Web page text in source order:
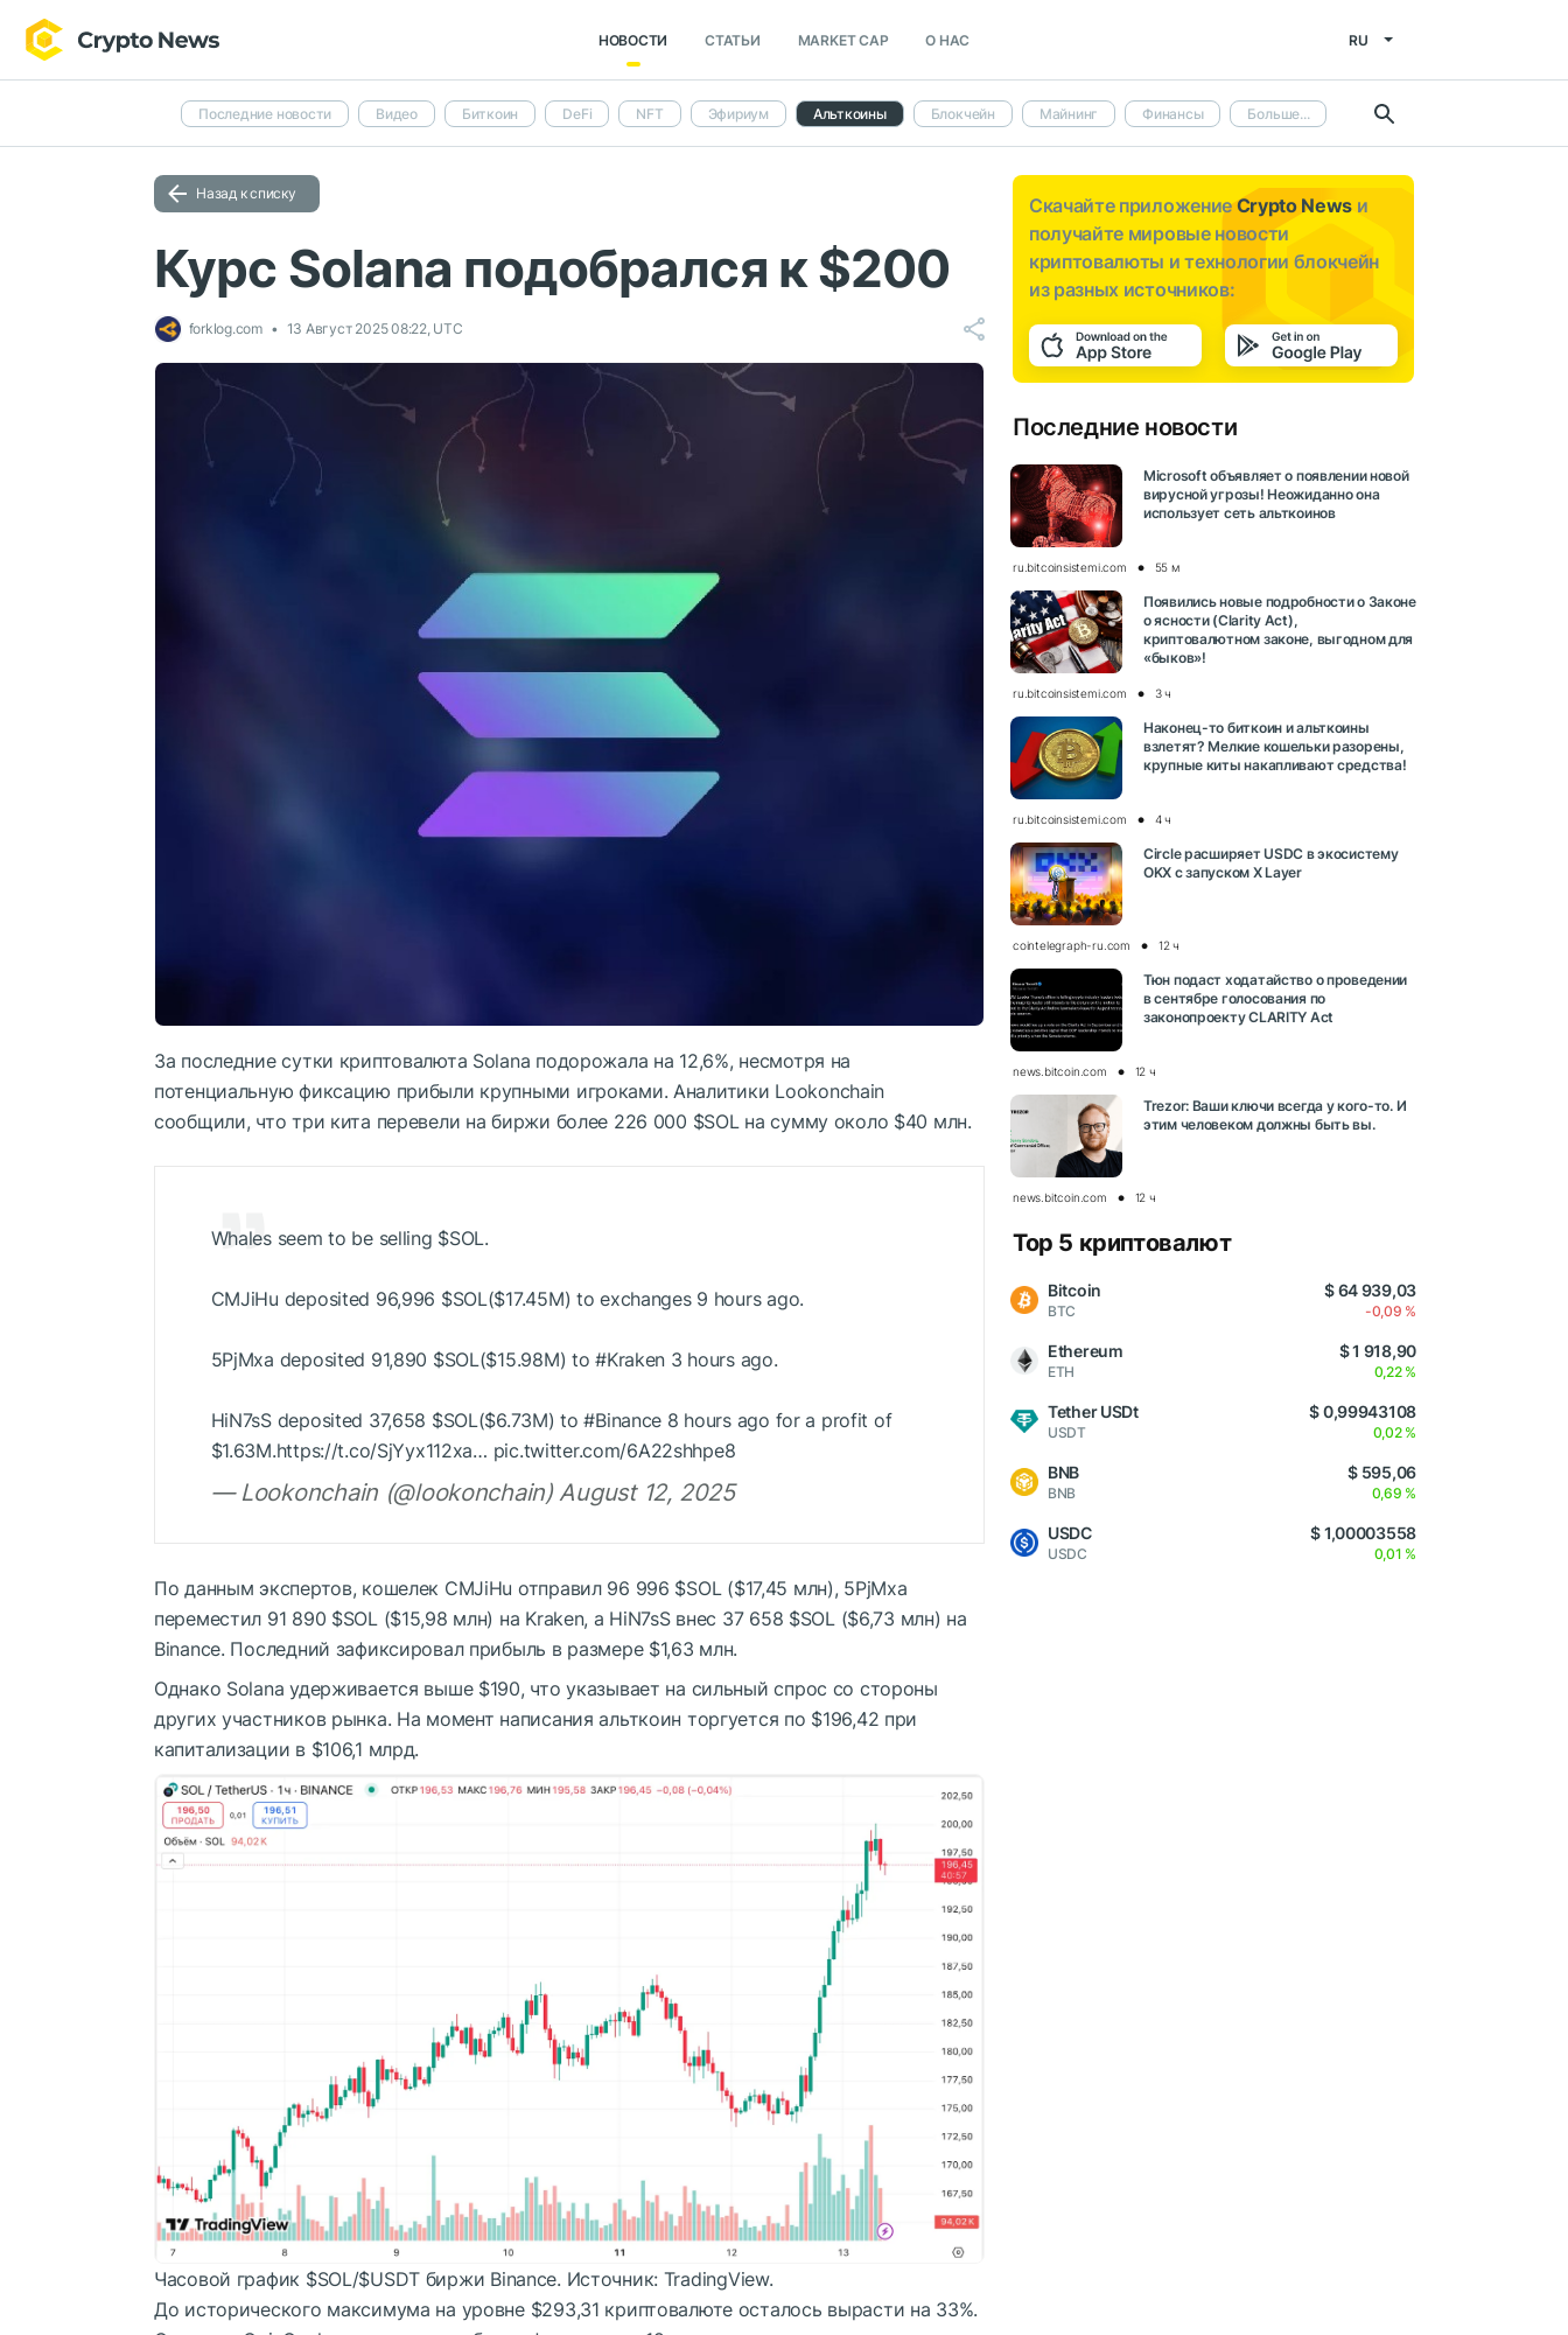
НОВОСТИ СТАТЬИ MARKET CAP О НАС RU
Последние новости Видео Биткоин DeFi NFT Эфириум Альткоины Блокчейн Майнинг Финансы Больше...
Назад к списку
Курс Solana подобрался к $200
forklog.com 13 Август 2025 08:22, UTC
За последние сутки криптовалюта Solana подорожала на 12,6%, несмотря на
потенциальную фиксацию прибыли крупными игроками. Аналитики Lookonchain
сообщили, что три кита перевели на биржи более 226 000 $SOLна сумму около $40 млн.
Whales seem to be selling $SOL.
CMJiHu deposited 96,996 $SOL($17.45M) to exchanges 9 hours ago.
5PjMxa deposited 91,890 $SOL($15.98M) to #Kraken 3 hours ago.
HiN7sS deposited 37,658 $SOL($6.73M) to #Binance 8 hours ago for a profit of
$1.63M.https://t.co/SjYyx112xa… pic.twitter.com/6A22shhpe8
— Lookonchain (@lookonchain) August 12, 2025
По данным экспертов, кошелек CMJiHu отправил 96 996 $SOL ($17,45 млн), 5PjMxa
переместил 91 890 $SOL ($15,98 млн) на Kraken, а HiN7sS внес 37 658 $SOL ($6,73 млн) на
Binance. Последний зафиксировал прибыль в размере $1,63 млн.
Однако Solana удерживается выше $190, что указывает на сильный спрос со стороны
других участников рынка. На момент написания альткоин торгуется по $196,42 при
капитализации в $106,1 млрд.
Часовой график $SOL/$USDT биржи Binance. Источник: TradingView.
До исторического максимума на уровне $293,31 криптовалюте осталось вырасти на 33%.
Скачайте приложениеCrypto News и
получайте мировые новости
криптовалюты и технологии блокчейн
из разных источников:
Последние новости
Microsoft объявляет о появлении новой
вирусной угрозы! Неожиданно она
использует сеть альткоинов
ru.bitcoinsistemi.com 55 м
Появились новые подробности о Законе
о ясности (Clarity Act),
криптовалютном законе, выгодном для
«быков»!
ru.bitcoinsistemi.com 3 ч
Наконец-то биткоин и альткоины
взлетят? Мелкие кошельки разорены,
крупные киты накапливают средства!
ru.bitcoinsistemi.com 4 ч
Circle расширяет USDC в экосистему
OKX с запуском X Layer
cointelegraph-ru.com 12 ч
Тюн подаст ходатайство о проведении
в сентябре голосования по
законопроекту CLARITY Act
news.bitcoin.com 12 ч
Trezor: Ваши ключи всегда у кого-то. И
этим человеком должны быть вы.
news.bitcoin.com 12 ч
Top 5 криптовалют
Bitcoin
BTC
$ 64 939,03
-0,09 %
Ethereum
ETH
$ 1 918,90
0,22 %
Tether USDt
USDT
$ 0,99943108
0,02 %
BNB
BNB
$ 595,06
0,69 %
USDC
USDC
$ 1,00003558
0,01 %